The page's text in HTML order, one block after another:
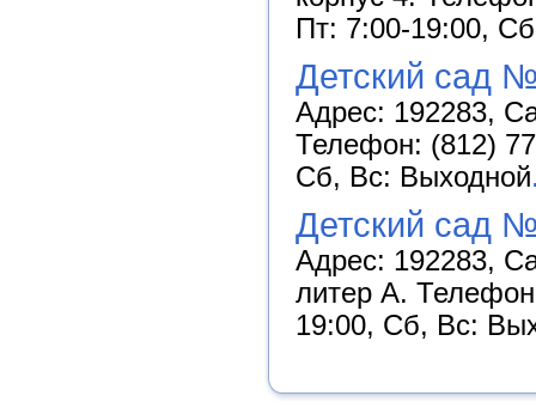
Пт: 7:00-19:00,
Детский сад
Адрес: 192283,
Телефон: (812)
Сб, Вс: Выходной
Детский сад
Адрес: 192283,
литер А.
19:00, Сб, Вс: